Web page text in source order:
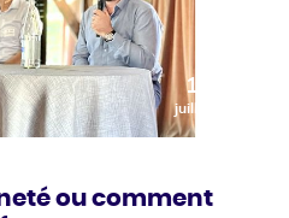
10
juillet
ou comment